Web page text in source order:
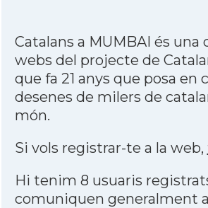
Catalans a MUMBAI és una
webs del projecte de
que fa 21 anys que posa en
desenes de milers de
món.
Si vols registrar-te a la web,
Hi tenim 8 usuaris
comuniquen generalment